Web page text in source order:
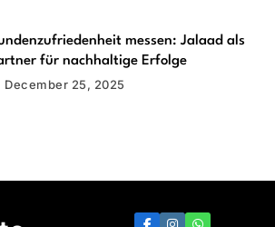
messen: Jalaad als
für nachhaltige Erfolge
December 25, 2025